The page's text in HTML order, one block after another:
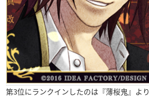
第3位にランクインしたのは『薄桜鬼』より